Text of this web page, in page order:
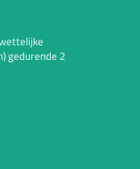
gedurende 2